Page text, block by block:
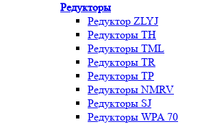
Редукторы
Редуктор ZLYJ
Редукторы TH
Редукторы TML
Редукторы TR
Редукторы TP
Редукторы NMRV
Редукторы SJ
Редукторы WPA 70